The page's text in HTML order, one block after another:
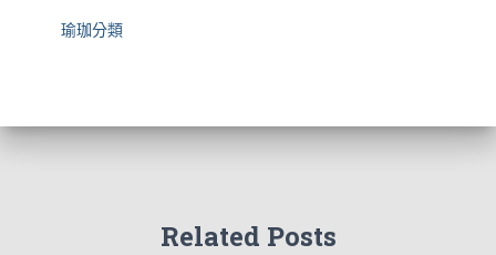
瑜珈分類
Related Posts